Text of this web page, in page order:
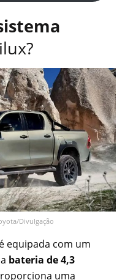
Divulgação
equipada com um
bateria de 4,3
uma